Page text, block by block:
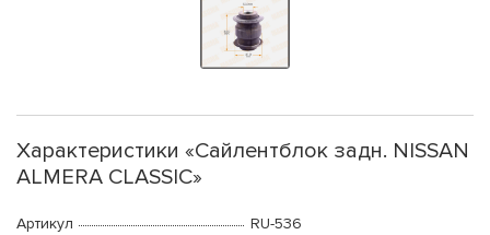
Характеристики «Сайлентблок задн. NISSAN
ALMERA CLASSIC»
Артикул
RU-536